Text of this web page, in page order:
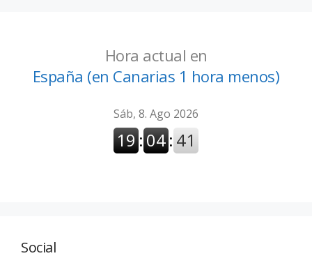
Hora actual en
España (en Canarias 1 hora menos)
Social